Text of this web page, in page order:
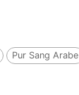
Pur Sang Arabe